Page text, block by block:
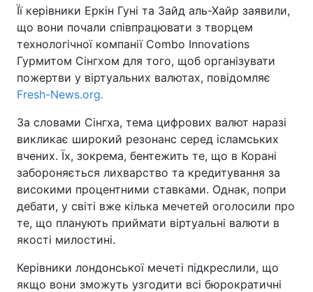
Дніпро Харків
Одеса
Спорт
Лайт
Зброя Інциденти
Здоров'я Туризм
Цікавинки
Відео з Youtube Статті
Її керівники Еркін Гуні та Зайд аль-Хайр заявили,
що вони почали співпрацювати з творцем
технологічної компанії Combo Innovations
Гурмитом Сінгхом для того, щоб організувати
пожертви у віртуальних валютах, повідомляє
Fresh-News.org.
За словами Сінгха, тема цифрових валют наразі
викликає широкий резонанс серед ісламських
вчених. Їх, зокрема, бентежить те, що в Корані
забороняється лихварство та кредитування за
високими процентними ставками. Однак, попри
дебати, у світі вже кілька мечетей оголосили про
те, що планують приймати віртуальні валюти в
якості милостині.
Керівники лондонської мечеті підкреслили, що
якщо вони зможуть узгодити всі бюрократичні